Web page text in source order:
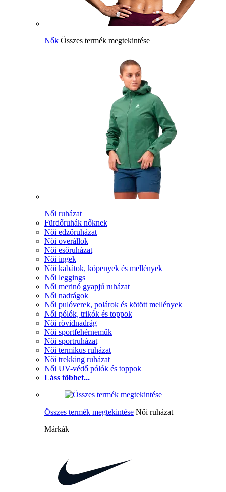
Nők Összes termék megtekintése
Női ruházat
Fürdőruhák nőknek
Női edzőruházat
Nöi overállok
Női esőruházat
Női ingek
Női kabátok, köpenyek és mellények
Női leggings
Női merinó gyapjú ruházat
Női nadrágok
Női pulóverek, polárok és kötött mellények
Női pólók, trikók és toppok
Női rövidnadrág
Női sportfehérneműk
Női sportruházat
Női termikus ruházat
Női trekking ruházat
Női UV-védő pólók és toppok
Láss többet...
Összes termék megtekintése Női ruházat
Márkák